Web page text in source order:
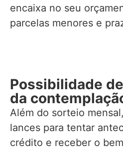
encaixa no seu
parcelas menores e
Possibilidade
da
Além do sorteio
lances para tentar
crédito e receber o